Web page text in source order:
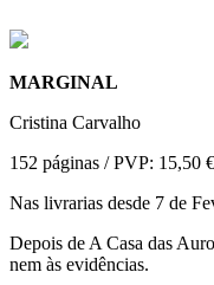
MARGINAL
Cristina Carvalho
152 páginas / PVP: 15,50 €
Nas livrarias desde 7 de
Depois de A Casa das
nem às evidências.